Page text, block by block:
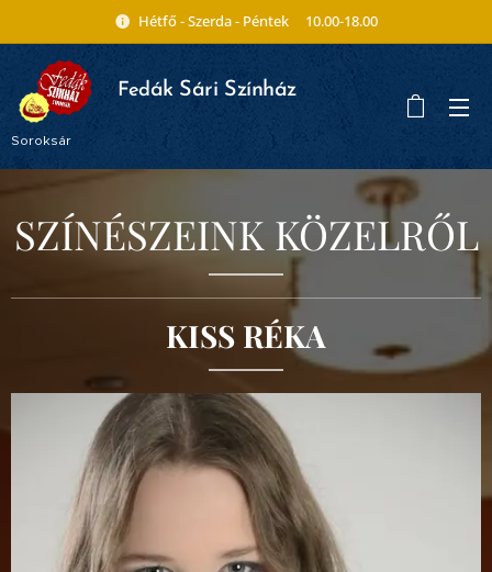
Hétfő - Szerda - Péntek 10.00-18.00
Fedák Sári Színház
Soroksár
SZÍNÉSZEINK KÖZELRŐL
KISS RÉKA